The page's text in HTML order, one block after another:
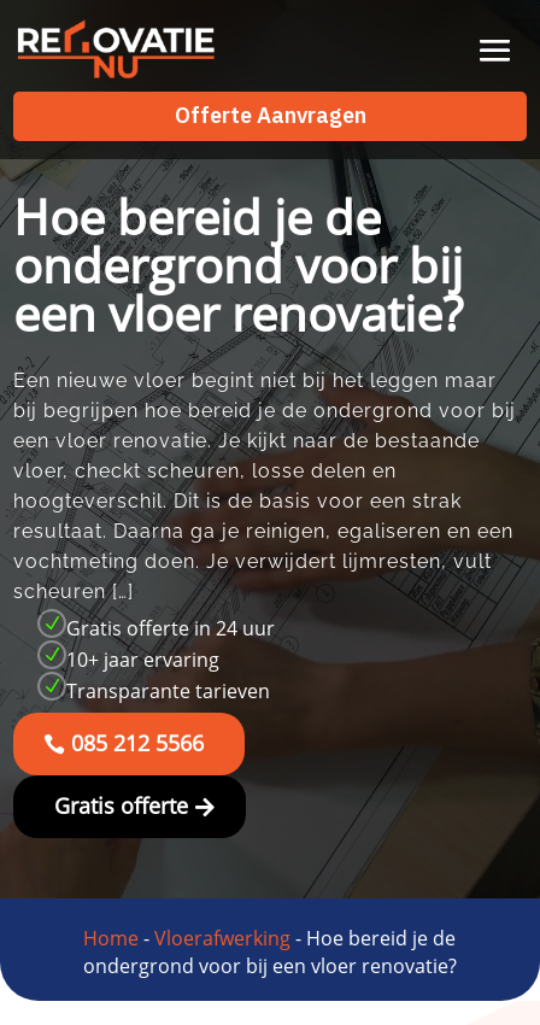
Offerte Aanvragen
Offerte Aanvragen
Hoe bereid je de
ondergrond voor bij
een vloer renovatie?
Een nieuwe vloer begint niet bij het leggen maar
bij begrijpen hoe bereid je de ondergrond voor bij
een vloer renovatie.​ Je kijkt naar de bestaande
vloer, checkt scheuren, losse delen en
hoogteverschil.​ Dit is de basis voor een strak
resultaat.​ Daarna ga je reinigen, egaliseren en een
vochtmeting doen.​ Je verwijdert lijmresten, vult
scheuren […]
N Gratis offerte in 24 uur
N 10+ jaar ervaring
N Transparante tarieven
085 212 5566
Gratis offerte
Home-Vloerafwerking- Hoe bereid je de
ondergrond voor bij een vloer renovatie?